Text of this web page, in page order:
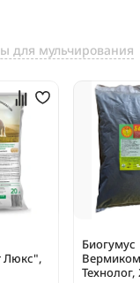
для мульчирования
Люкс",
Биогумус
Технолог,